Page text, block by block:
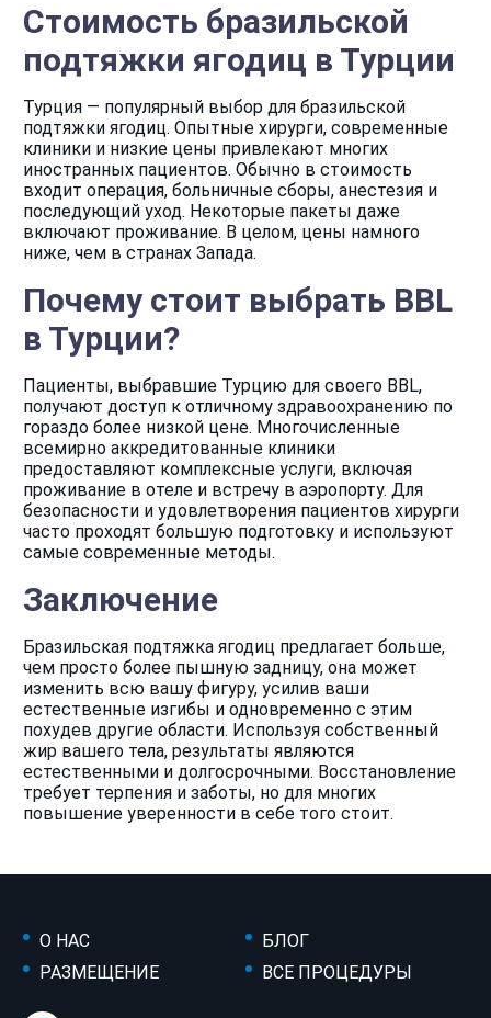
Стоимость бразильской
подтяжки ягодиц в Турции
Турция — популярный выбор для бразильской
подтяжки ягодиц. Опытные хирурги, современные
клиники и низкие цены привлекают многих
иностранных пациентов. Обычно в стоимость
входит операция, больничные сборы, анестезия и
последующий уход. Некоторые пакеты даже
включают проживание. В целом, цены намного
ниже, чем в странах Запада.
Почему стоит выбрать BBL
в Турции?
Пациенты, выбравшие Турцию для своего BBL,
получают доступ к отличному здравоохранению по
гораздо более низкой цене. Многочисленные
всемирно аккредитованные клиники
предоставляют комплексные услуги, включая
проживание в отеле и встречу в аэропорту. Для
безопасности и удовлетворения пациентов хирурги
часто проходят большую подготовку и используют
самые современные методы.
Заключение
Бразильская подтяжка ягодиц предлагает больше,
чем просто более пышную задницу, она может
изменить всю вашу фигуру, усилив ваши
естественные изгибы и одновременно с этим
похудев другие области. Используя собственный
жир вашего тела, результаты являются
естественными и долгосрочными. Восстановление
требует терпения и заботы, но для многих
повышение уверенности в себе того стоит.
О НАС
БЛОГ
РАЗМЕЩЕНИЕ
ВСЕ ПРОЦЕДУРЫ